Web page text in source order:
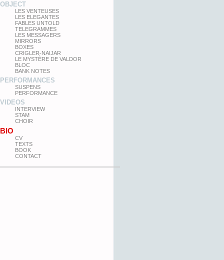
OBJECT
LES VENTEUSES
LES ELEGANTES
FABLES UNTOLD
TELEGRAMMES
LES MESSAGERS
MIRRORS
BOXES
CRIGLER-NAIJAR
LE MYSTÈRE DE VALDOR
BLOC
BANK NOTES
PERFORMANCES
SUSPENS
PERFORMANCE
VIDEOS
INTERVIEW
STAM
CHOIR
BIO
CV
TEXTS
BOOK
CONTACT